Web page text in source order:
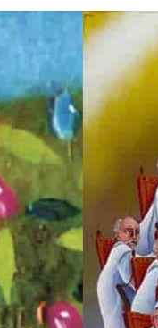
ダビ
デの
鍵
（3
章）
サイズ
ミニチュア
制作年
2011